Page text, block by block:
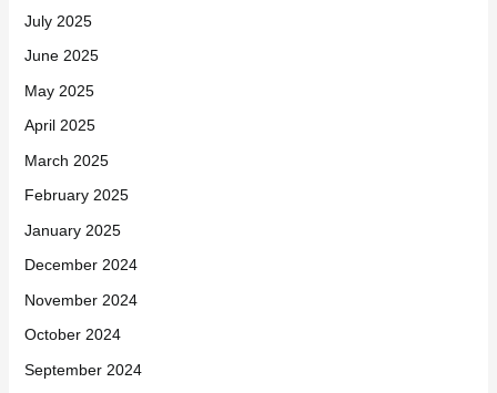
July 2025
June 2025
May 2025
April 2025
March 2025
February 2025
January 2025
December 2024
November 2024
October 2024
September 2024